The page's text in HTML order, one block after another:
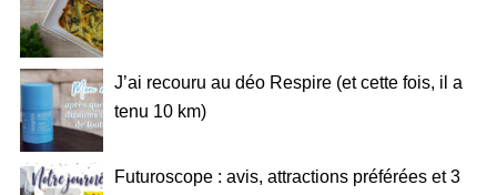
J’ai recouru au déo Respire (et cette fois, il a
tenu 10 km)
Futuroscope : avis, attractions préférées et 3